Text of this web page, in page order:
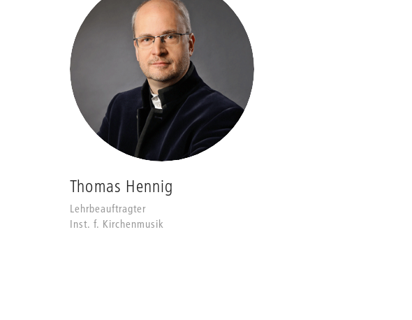
Thomas Hennig
Lehrbeauftragter
Inst. f. Kirchenmusik